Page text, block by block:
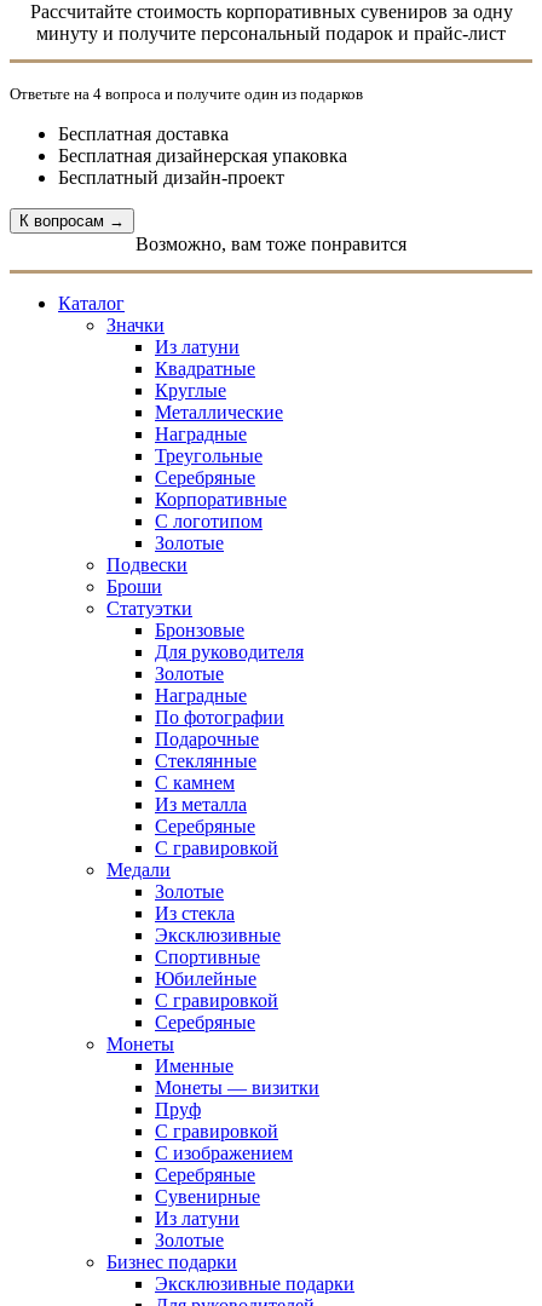
Рассчитайте стоимость корпоративных сувениров за одну
минуту и получите персональный подарок и прайс-лист
Ответьте на 4 вопроса и получите один из подарков
Бесплатная доставка
Бесплатная дизайнерская упаковка
Бесплатный дизайн-проект
Возможно, вам тоже понравится
Каталог
Значки
Из латуни
Квадратные
Круглые
Металлические
Наградные
Треугольные
Серебряные
Корпоративные
С логотипом
Золотые
Подвески
Броши
Статуэтки
Бронзовые
Для руководителя
Золотые
Наградные
По фотографии
Подарочные
Стеклянные
С камнем
Из металла
Серебряные
С гравировкой
Медали
Золотые
Из стекла
Эксклюзивные
Спортивные
Юбилейные
С гравировкой
Серебряные
Монеты
Именные
Монеты — визитки
Пруф
С гравировкой
С изображением
Серебряные
Сувенирные
Из латуни
Золотые
Бизнес подарки
Эксклюзивные подарки